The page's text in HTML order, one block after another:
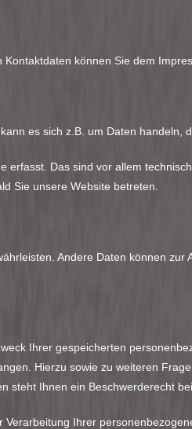
können Sie dem
es sich z.B. um Daten handeln,
Das sind vor allem
Sie unsere Website betreten.
Andere Daten können zur
Ihrer gespeicherten
Hierzu sowie zu weiteren
Ihnen ein Beschwerderecht
Ihrer